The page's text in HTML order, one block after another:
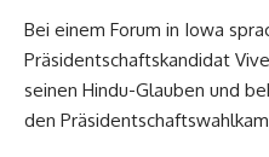
Bei einem Forum in Iowa
Präsidentschaftskandidat
seinen Hindu-Glauben und
den